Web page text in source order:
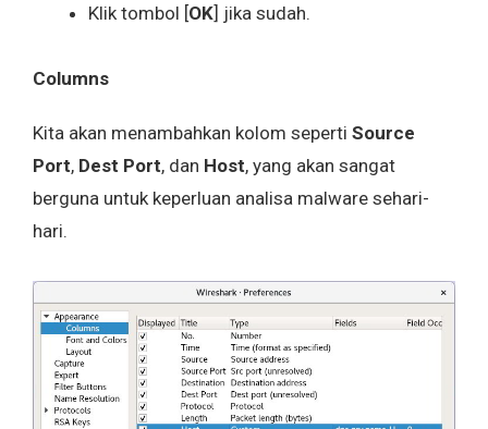
Klik tombol [OK] jika sudah.
Columns
Kita akan menambahkan kolom seperti Source
Port, Dest Port, dan Host, yang akan sangat
berguna untuk keperluan analisa malware sehari-
hari.